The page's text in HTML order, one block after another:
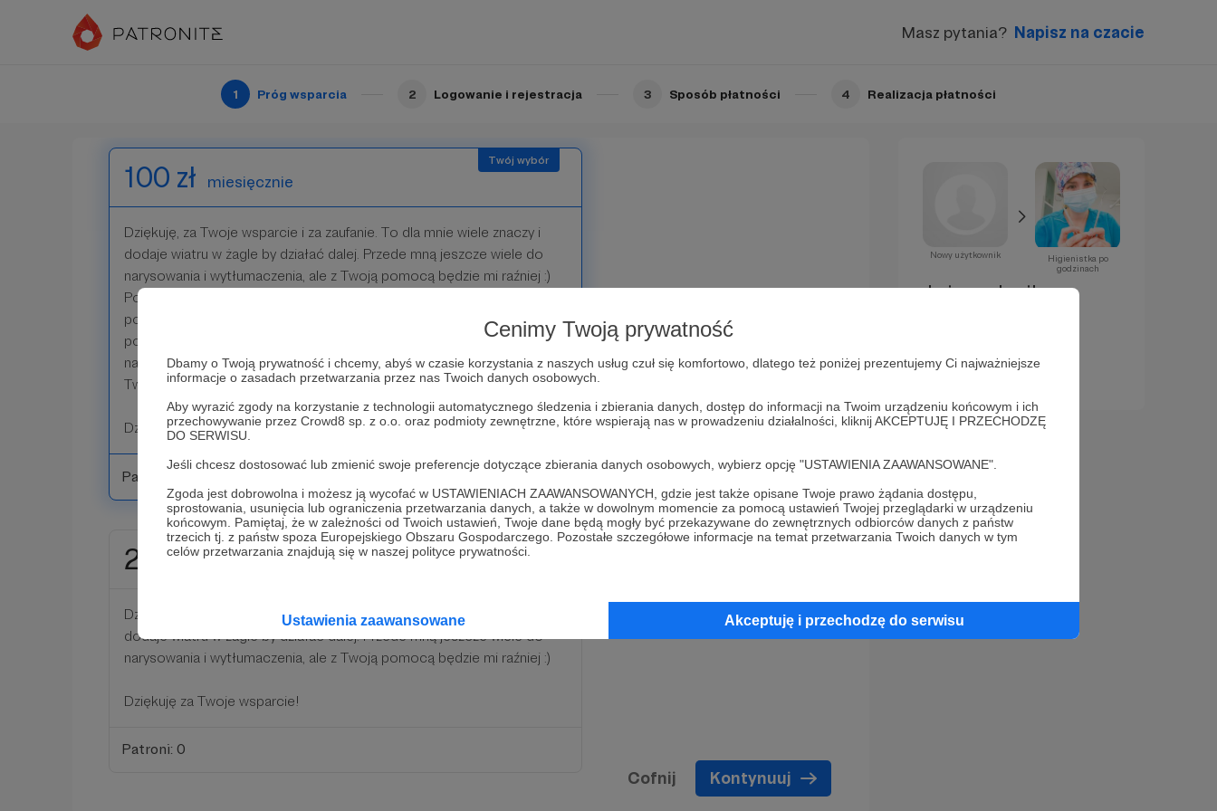
Cenimy Twoją prywatność
Dbamy o Twoją prywatność i chcemy, abyś w czasie korzystania z naszych usług czuł się komfortowo, dlatego też poniżej prezentujemy Ci najważniejsze
informacje o zasadach przetwarzania przez nas Twoich danych osobowych.
Aby wyrazić zgody na korzystanie z technologii automatycznego śledzenia i zbierania danych, dostęp do informacji na Twoim urządzeniu końcowym i ich
przechowywanie przez Crowd8 sp. z o.o. oraz podmioty zewnętrzne, które wspierają nas w prowadzeniu działalności, kliknij AKCEPTUJĘ I PRZECHODZĘ
DO SERWISU.
Jeśli chcesz dostosować lub zmienić swoje preferencje dotyczące zbierania danych osobowych, wybierz opcję "USTAWIENIA ZAAWANSOWANE".
Zgoda jest dobrowolna i możesz ją wycofać w USTAWIENIACH ZAAWANSOWANYCH, gdzie jest także opisane Twoje prawo żądania dostępu,
sprostowania, usunięcia lub ograniczenia przetwarzania danych, a także w dowolnym momencie za pomocą ustawień Twojej przeglądarki w urządzeniu
końcowym. Pamiętaj, że w zależności od Twoich ustawień, Twoje dane będą mogły być przekazywane do zewnętrznych odbiorców danych z państw
trzecich tj. z państw spoza Europejskiego Obszaru Gospodarczego. Pozostałe szczegółowe informacje na temat przetwarzania Twoich danych w tym
celów przetwarzania znajdują się w naszej polityce prywatności.
Ustawienia zaawansowane Akceptuję i przechodzę do serwisu
Masz pytania? Napisz na czacie
1 Próg wsparcia 2 Logowanie i rejestracja 3 Sposób płatności 4 Realizacja płatności
Dziękuję za Twoje wsparcie!
100 zł miesięcznie
Dziękuję, za Twoje wsparcie i za zaufanie. To dla mnie wiele znaczy i
dodaje wiatru w żagle by działać dalej. Przede mną jeszcze wiele do
narysowania i wytłumaczenia, ale z Twoją pomocą będzie mi raźniej :)
Pozwól, że Ci się odwdzięczę i wyślę do Ciebie maila z zębowym
pomagaczem, który co miesiąc będzie miał coś ciekawego do
powiedzenia oraz stworzę dla Ciebie raz w miesiącu specjalną relację
na IG z podziękowaniami i reklamą Twojego profilu, oraz wynotuję
Twoją stronę w opisie na Facebooku.
Dziękuję za Twoje wsparcie!
Patroni: 1
200 zł
Dziękuję, za Twoje wsparcie i za zaufanie. To dla mnie wiele znaczy i
dodaje wiatru w żagle by działać dalej. Przede mną jeszcze wiele do
narysowania i wytłumaczenia, ale z Twoją pomocą będzie mi raźniej :)
Dziękuję za Twoje wsparcie!
Patroni: 0
Cofnij Kontynuuj
Nowy użytkownik
Higienistka po
godzinach
Już za chwilę